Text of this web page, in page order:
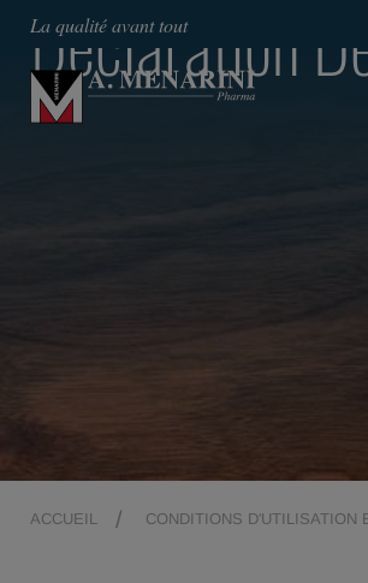
La qualité avant tout
Déclaration
ACCUEIL CONDITIONS D'UTILISATION